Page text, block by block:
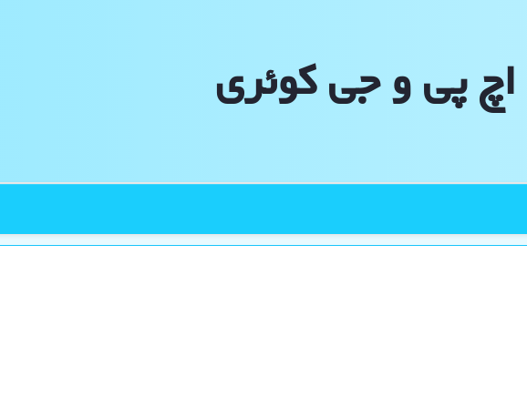
پی و جی كوئری